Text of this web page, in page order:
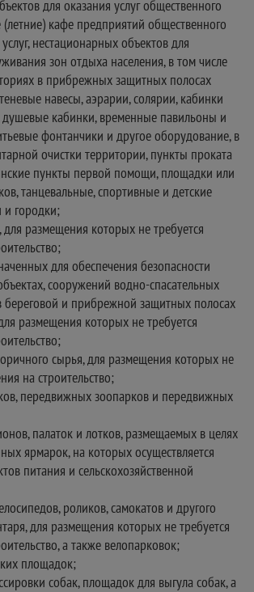
для оказания услуг общественного
кафе предприятий общественного
нестационарных объектов для
зон отдыха населения, в том числе
в прибрежных защитных полосах
навесы, аэрарии, солярии, кабинки
душевые кабинки, временные павильоны и
фонтанчики и другое оборудование, в
очистки территории, пункты проката
пункты первой помощи, площадки или
танцевальные, спортивные и детские
городки;
размещения которых не требуется
для обеспечения безопасности
сооружений водно-спасательных
береговой и прибрежной защитных полосах
размещения которых не требуется
сырья, для размещения которых не
на строительство;
передвижных зоопарков и передвижных
палаток и лотков, размещаемых в целях
ярмарок, на которых осуществляется
питания и сельскохозяйственной
роликов, самокатов и другого
для размещения которых не требуется
а также велопарковок;
площадок;
собак, площадок для выгула собак, а